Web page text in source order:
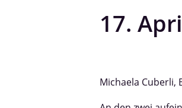
17.
Michaela Cuberli,